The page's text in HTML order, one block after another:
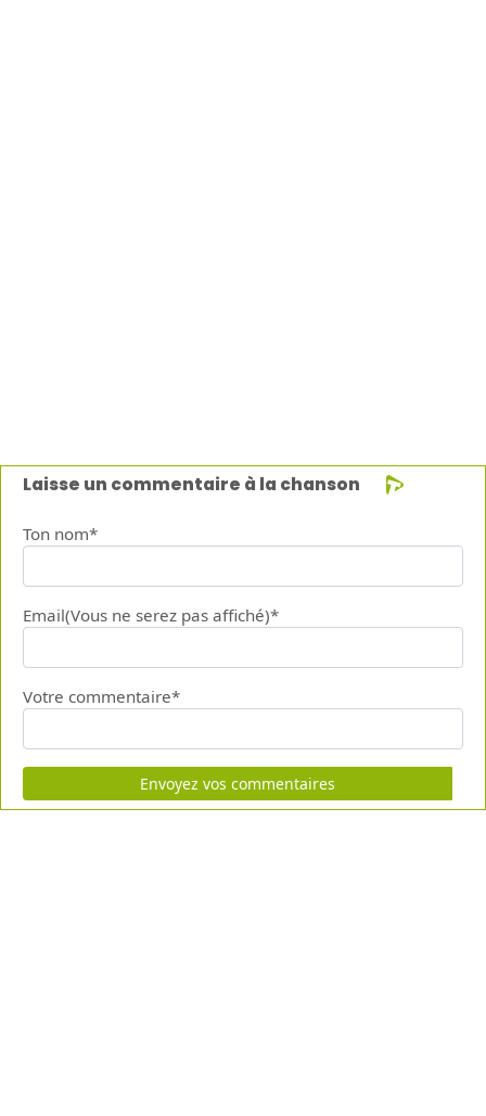
Laisse un commentaire à la chanson
Ton nom*
Email(Vous ne serez pas affiché)*
Votre commentaire*
Envoyez vos commentaires